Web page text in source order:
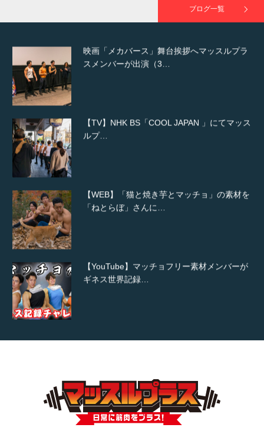
ブログ一覧
映画「メカバース」舞台挨拶へマッスルプラ
スメンバーが出演（3…
【TV】NHK BS「COOL JAPAN 」にてマッス
ルプ…
【WEB】「猫と焼き芋とマッチョ」の素材を
「ねとらぼ」さんに…
【YouTube】マッチョフリー素材メンバーが
ギネス世界記録…
TOKYO FMラジオ番組「ONE MORNING」
で紹介さ…